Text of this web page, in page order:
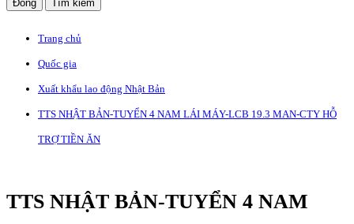
Đóng Tìm kiếm
Trang chủ
Quốc gia
Xuất khẩu lao động Nhật Bản
TTS NHẬT BẢN-TUYỂN 4 NAM LÁI MÁY-LCB 19.3 MAN-CTY HỖ
TRỢ TIỀN ĂN
TTS NHẬT BẢN-TUYỂN 4 NAM